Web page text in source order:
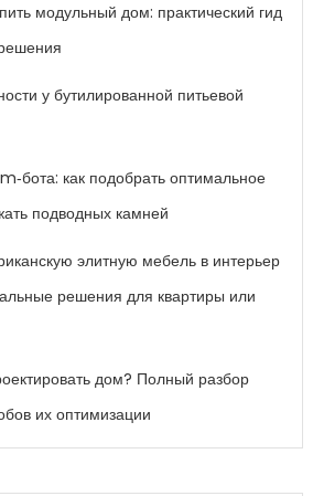
модульный дом: практический гид
у бутилированной питьевой
как подобрать оптимальное
подводных камней
элитную мебель в интерьер
решения для квартиры или
дом? Полный разбор
их оптимизации